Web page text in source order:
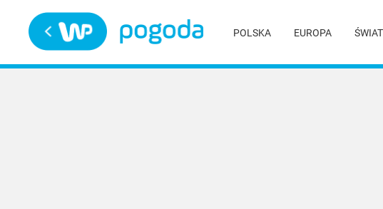
POLSKA EUROPA ŚWIAT